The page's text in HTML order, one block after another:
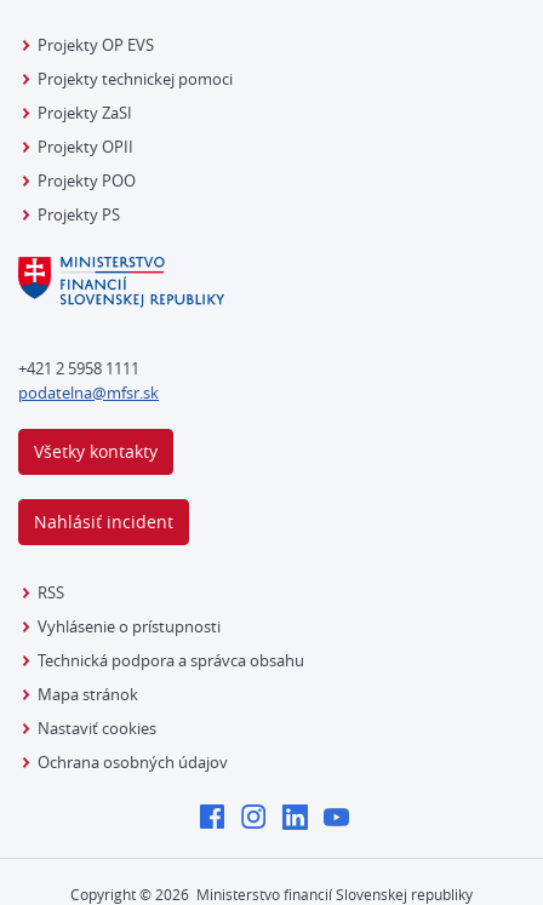
Projekty OP EVS
Projekty technickej pomoci
Projekty ZaSI
Projekty OPII
Projekty POO
Projekty PS
+421 2 5958 1111
podatelna@mfsr.sk
Všetky kontakty
Nahlásiť incident
RSS
Vyhlásenie o prístupnosti
Technická podpora a správca obsahu
Mapa stránok
Nastaviť cookies
Ochrana osobných údajov
Copyright © 2026 Ministerstvo financií Slovenskej republiky